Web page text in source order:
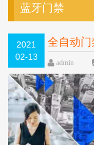
蓝牙门禁
2021
02-13
全自动
admin
论